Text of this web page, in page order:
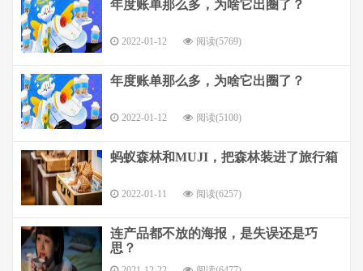
年度账单那么多，为啥它出圈了？
2022-01-12 阅读(5769)
年度账单那么多，为啥它出圈了？
2022-01-12 阅读(5100)
蚂蚁森林和MUJI，把森林装进了旅行箱
2022-01-11 阅读(6257)
连产品都不放的海报，是失误还是巧
思？